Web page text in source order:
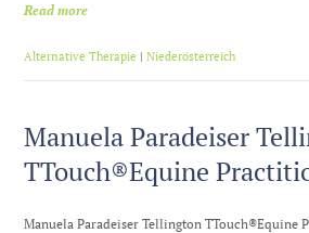
Read more
Alternative Therapie |Niederösterreich
Manuela Paradeiser
TTouch®Equine
Manuela Paradeiser Tellington TTouch®Equine